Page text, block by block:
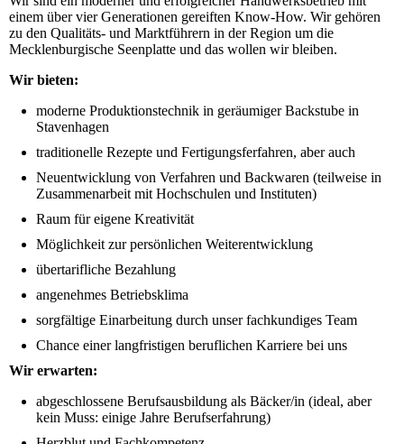
einem über vier Generationen gereiften Know-How. Wir gehören
zu den Qualitäts- und Marktführern in der Region um die
Mecklenburgische Seenplatte und das wollen wir bleiben.
Wir bieten:
moderne Produktionstechnik in geräumiger Backstube in
Stavenhagen
traditionelle Rezepte und Fertigungsferfahren, aber auch
Neuentwicklung von Verfahren und Backwaren (teilweise in
Zusammenarbeit mit Hochschulen und Instituten)
Raum für eigene Kreativität
Möglichkeit zur persönlichen Weiterentwicklung
übertarifliche Bezahlung
angenehmes Betriebsklima
sorgfältige Einarbeitung durch unser fachkundiges Team
Chance einer langfristigen beruflichen Karriere bei uns
Wir erwarten:
abgeschlossene Berufsausbildung als Bäcker/in (ideal, aber
kein Muss: einige Jahre Berufserfahrung)